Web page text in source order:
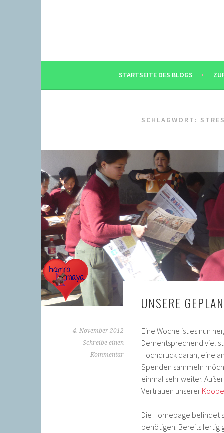
STARTSEITE DES BLOGS
SCHLAGWORT:
UNSERE
4. November 2012
Schreibe einen
Kommentar
Eine Woche ist es nun
Dementsprechend viel
Hochdruck daran, eine
Spenden sammeln
einmal sehr weiter.
Vertrauen unserer
Die Homepage befindet
benötigen. Bereits fertig